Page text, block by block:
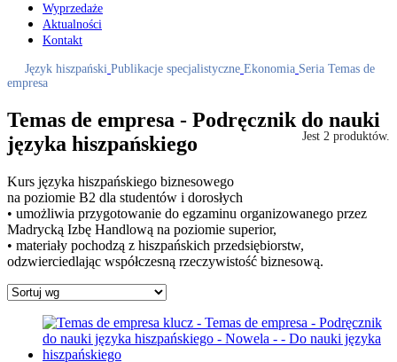
Wyprzedaże
Aktualności
Kontakt
Język hiszpański Publikacje specjalistyczne Ekonomia Seria Temas de
empresa
Temas de empresa - Podręcznik do nauki
języka hiszpańskiego
Jest 2 produktów.
Kurs języka hiszpańskiego biznesowego
na poziomie B2 dla studentów i dorosłych
• umożliwia przygotowanie do egzaminu organizowanego przez
Madrycką Izbę Handlową na poziomie superior,
• materiały pochodzą z hiszpańskich przedsiębiorstw,
odzwierciedlając współczesną rzeczywistość biznesową.